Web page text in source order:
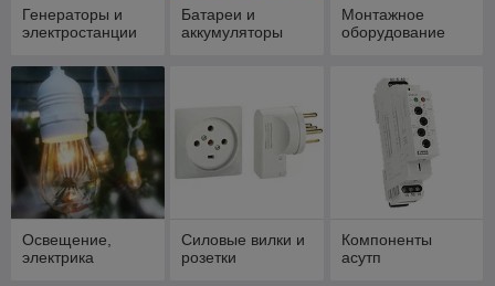
Генераторы и
электростанции
Батареи и
аккумуляторы
Монтажное
оборудование
Освещение,
электрика
Силовые вилки и
розетки
Компоненты
асутп